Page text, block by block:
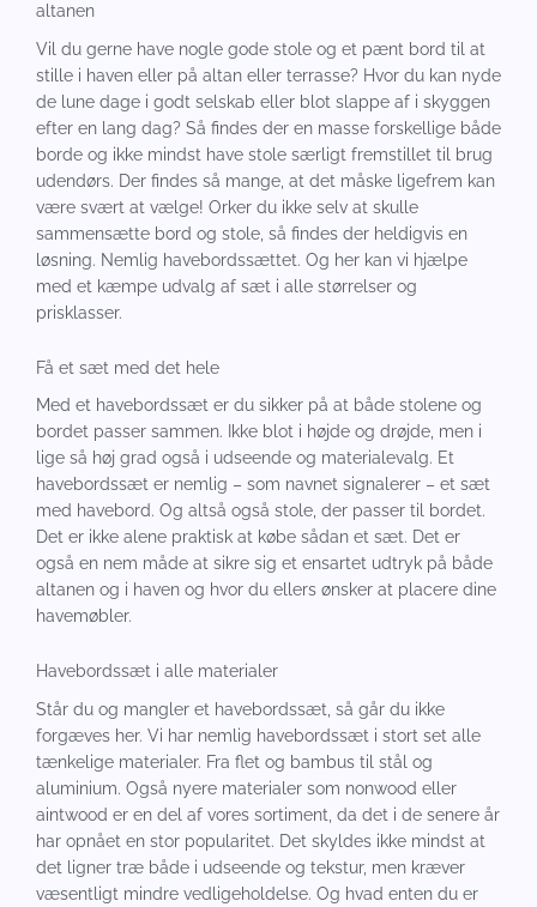
altanen
Vil du gerne have nogle gode stole og et pænt bord til at
stille i haven eller på altan eller terrasse? Hvor du kan nyde
de lune dage i godt selskab eller blot slappe af i skyggen
efter en lang dag? Så findes der en masse forskellige både
borde og ikke mindst have stole særligt fremstillet til brug
udendørs. Der findes så mange, at det måske ligefrem kan
være svært at vælge! Orker du ikke selv at skulle
sammensætte bord og stole, så findes der heldigvis en
løsning. Nemlig havebordssættet. Og her kan vi hjælpe
med et kæmpe udvalg af sæt i alle størrelser og
prisklasser.
Få et sæt med det hele
Med et havebordssæt er du sikker på at både stolene og
bordet passer sammen. Ikke blot i højde og drøjde, men i
lige så høj grad også i udseende og materialevalg. Et
havebordssæt er nemlig – som navnet signalerer – et sæt
med havebord. Og altså også stole, der passer til bordet.
Det er ikke alene praktisk at købe sådan et sæt. Det er
også en nem måde at sikre sig et ensartet udtryk på både
altanen og i haven og hvor du ellers ønsker at placere dine
havemøbler.
Havebordssæt i alle materialer
Står du og mangler et havebordssæt, så går du ikke
forgæves her. Vi har nemlig havebordssæt i stort set alle
tænkelige materialer. Fra flet og bambus til stål og
aluminium. Også nyere materialer som nonwood eller
aintwood er en del af vores sortiment, da det i de senere år
har opnået en stor popularitet. Det skyldes ikke mindst at
det ligner træ både i udseende og tekstur, men kræver
væsentligt mindre vedligeholdelse. Og hvad enten du er